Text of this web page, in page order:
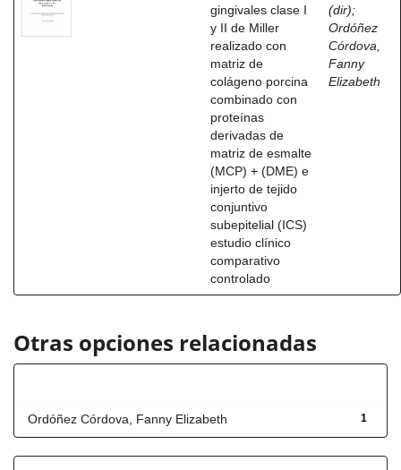
gingivales clase I
y II de Miller
realizado con
matriz de
colágeno porcina
combinado con
proteínas
derivadas de
matriz de esmalte
(MCP) + (DME) e
injerto de tejido
conjuntivo
subepitelial (ICS)
estudio clínico
comparativo
controlado
(dir);
Ordóñez
Córdova,
Fanny
Elizabeth
Otras opciones relacionadas
1
Ordóñez Córdova, Fanny Elizabeth